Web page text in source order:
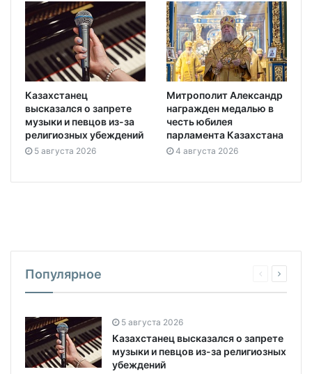
Казахстанец
высказался о запрете
музыки и певцов из-за
религиозных убеждений
5 августа 2026
Митрополит Александр
награжден медалью в
честь юбилея
парламента Казахстана
4 августа 2026
Популярное
5 августа 2026
Казахстанец высказался о запрете
музыки и певцов из-за религиозных
убеждений